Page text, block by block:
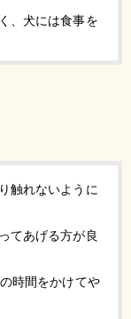
、犬には食事を
触れないように
てあげる方が良
時間をかけてや